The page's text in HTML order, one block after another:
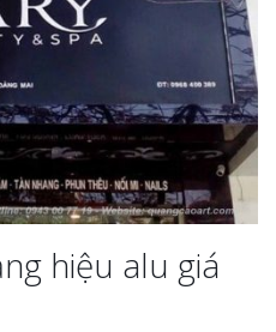
hiệu alu giá
Thi công
cáo Vinh
Nghệ An giá